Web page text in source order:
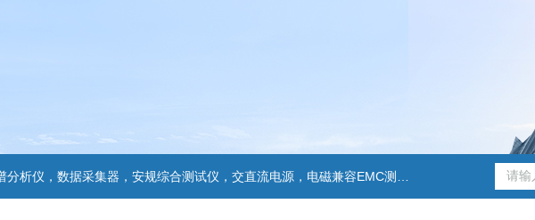
据采集器，安规综合测试仪，交直流电源，电磁兼容EMC测试和EMC整改的解决方案，